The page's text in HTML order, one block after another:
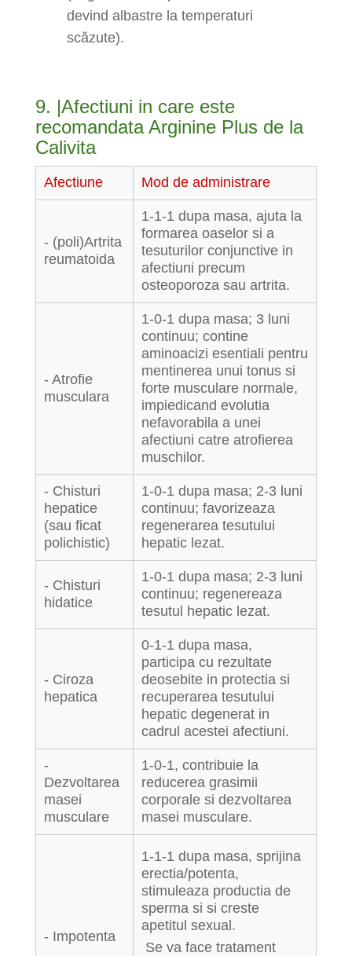
devind albastre la temperaturi
scăzute).
9. |Afectiuni in care este
recomandata Arginine Plus de la
Calivita
Afectiune Mod de administrare
- (poli)Artrita
reumatoida
1-1-1 dupa masa, ajuta la
formarea oaselor si a
tesuturilor conjunctive in
afectiuni precum
osteoporoza sau artrita.
- Atrofie
musculara
1-0-1 dupa masa; 3 luni
continuu; contine
aminoacizi esentiali pentru
mentinerea unui tonus si
forte musculare normale,
impiedicand evolutia
nefavorabila a unei
afectiuni catre atrofierea
muschilor.
- Chisturi
hepatice
(sau ficat
polichistic)
1-0-1 dupa masa; 2-3 luni
continuu; favorizeaza
regenerarea tesutului
hepatic lezat.
- Chisturi
hidatice
1-0-1 dupa masa; 2-3 luni
continuu; regenereaza
tesutul hepatic lezat.
- Ciroza
hepatica
0-1-1 dupa masa,
participa cu rezultate
deosebite in protectia si
recuperarea tesutului
hepatic degenerat in
cadrul acestei afectiuni.
-
Dezvoltarea
masei
musculare
1-0-1, contribuie la
reducerea grasimii
corporale si dezvoltarea
masei musculare.
- Impotenta
1-1-1 dupa masa, sprijina
erectia/potenta,
stimuleaza productia de
sperma si si creste
apetitul sexual.
Se va face tratament